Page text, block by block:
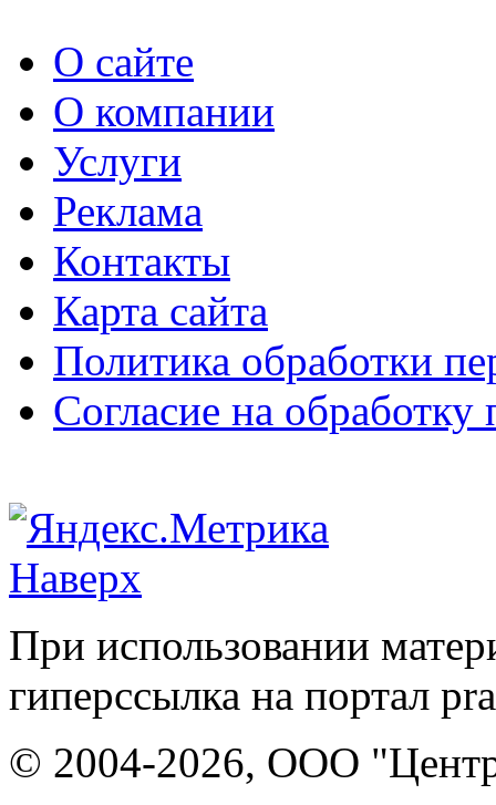
О сайте
О компании
Услуги
Реклама
Контакты
Карта сайта
Политика обработки
Согласие на
Наверх
При использовании
гиперссылка на портал
© 2004-2026, ООО "Центр